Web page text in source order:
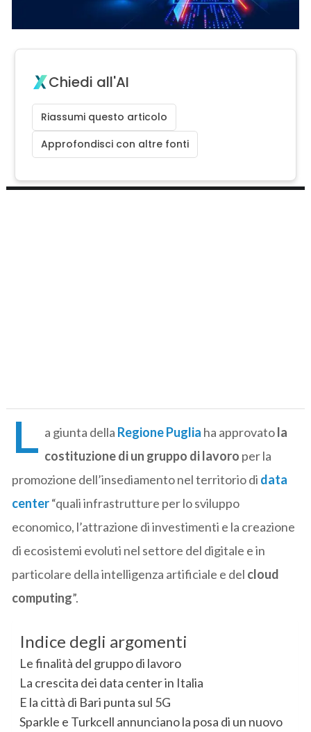
Chiedi all'AI
Riassumi questo articolo
Approfondisci con altre fonti
L a giunta della Regione Puglia ha approvatola
costituzione di un gruppo di lavoro per la
promozione dell’insediamento nel territorio di data
center“quali infrastrutture per lo sviluppo
economico, l’attrazione di investimenti e la creazione
di ecosistemi evoluti nel settore del digitale e in
particolare della intelligenza artificiale e del cloud
computing”.
Indice degli argomenti
Le finalità del gruppo di lavoro
La crescita dei data center in Italia
E la città di Bari punta sul 5G
Sparkle e Turkcell annunciano la posa di un nuovo